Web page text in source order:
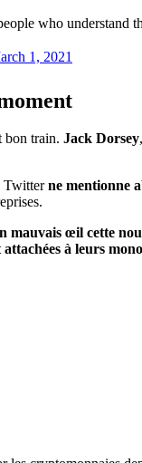
who understand
1, 2021
bon train. Jack Dorsey
Twitterne mentionne
mauvais œil cette
à leurs